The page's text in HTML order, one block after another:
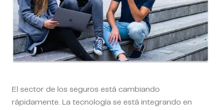
El sector de los seguros está cambiando
rápidamente. La tecnología se está integrando en